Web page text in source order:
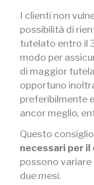
I clienti non
possibilità di
tutelato entro il
modo per
di maggior
opportuno
preferibilmente
ancor meglio,
Questo
necessari per
possono
due mesi.